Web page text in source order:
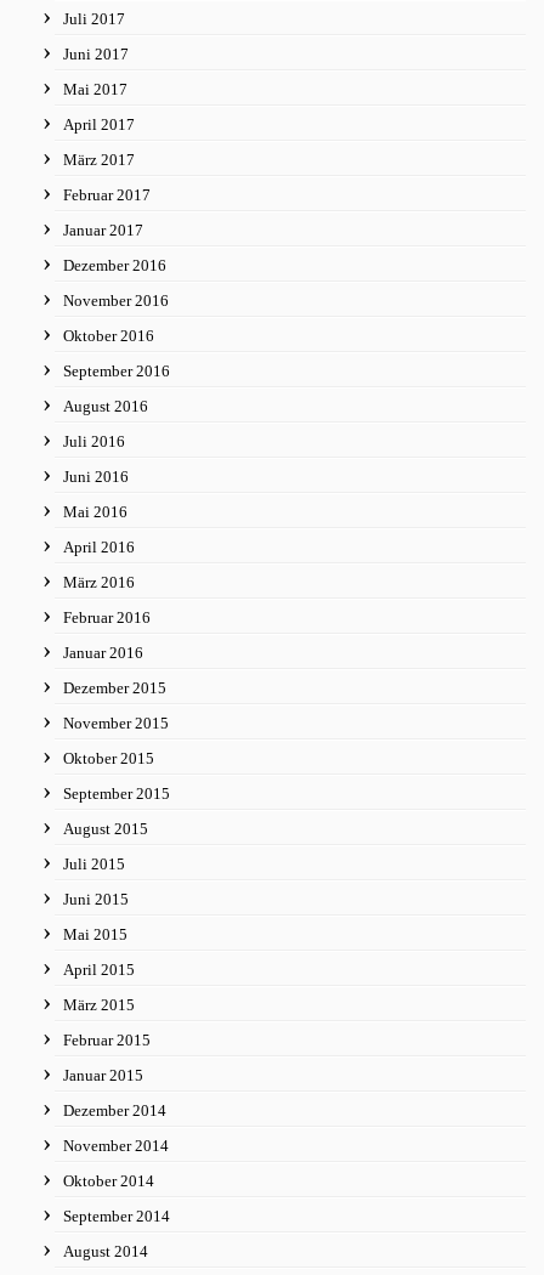
Juli 2017
Juni 2017
Mai 2017
April 2017
März 2017
Februar 2017
Januar 2017
Dezember 2016
November 2016
Oktober 2016
September 2016
August 2016
Juli 2016
Juni 2016
Mai 2016
April 2016
März 2016
Februar 2016
Januar 2016
Dezember 2015
November 2015
Oktober 2015
September 2015
August 2015
Juli 2015
Juni 2015
Mai 2015
April 2015
März 2015
Februar 2015
Januar 2015
Dezember 2014
November 2014
Oktober 2014
September 2014
August 2014